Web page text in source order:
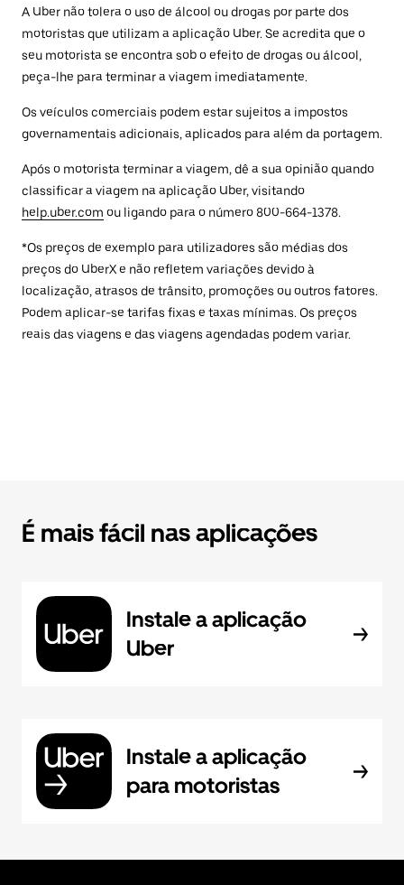
A Uber não tolera o uso de álcool ou drogas por parte dos
motoristas que utilizam a aplicação Uber. Se acredita que o
seu motorista se encontra sob o efeito de drogas ou álcool,
peça-lhe para terminar a viagem imediatamente.
Os veículos comerciais podem estar sujeitos a impostos
governamentais adicionais, aplicados para além da portagem.
Após o motorista terminar a viagem, dê a sua opinião quando
classificar a viagem na aplicação Uber, visitando
help.uber.com ou ligando para o número 800-664-1378.
*Os preços de exemplo para utilizadores são médias dos
preços do UberX e não refletem variações devido à
localização, atrasos de trânsito, promoções ou outros fatores.
Podem aplicar-se tarifas fixas e taxas mínimas. Os preços
reais das viagens e das viagens agendadas podem variar.
É mais fácil nas aplicações
Instale a aplicação
Uber
Instale a aplicação
para motoristas